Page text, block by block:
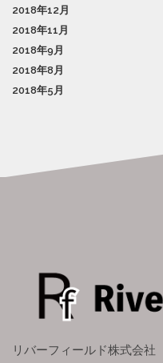
2018年12月
2018年11月
2018年9月
2018年8月
2018年5月
リバーフィールド株式会社